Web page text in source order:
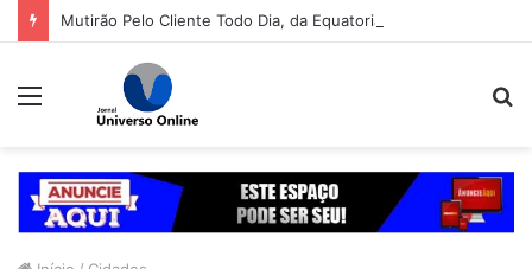
Menu